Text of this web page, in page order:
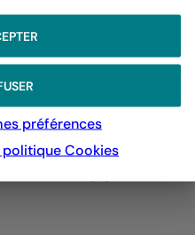
contraintes
restructuration
Ainsi, l’association
automobiles8)
nets ont été
suppressions
au cours du
[…]
préférences
Cookies